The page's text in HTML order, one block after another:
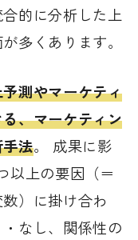
的に分析した上
多くあります。
測やマーケティ
、マーケティン
法。 成果に影
以上の要因（＝
）に掛け合わ
なし、関係性の